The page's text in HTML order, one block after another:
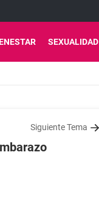
SEXUALIDAD
Siguiente Tema